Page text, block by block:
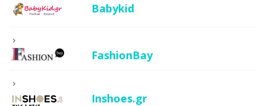
Babykid
FashionBay
Inshoes.gr